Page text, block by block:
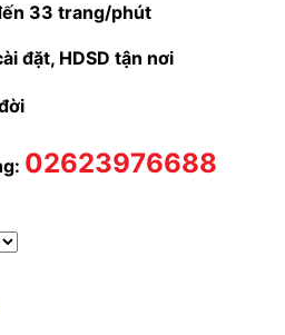
33 trang/phút
đặt, HDSD tận nơi
02623976688